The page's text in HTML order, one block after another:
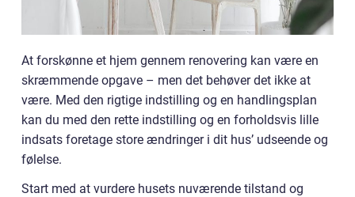
At forskønne et hjem gennem renovering kan være en
skræmmende opgave – men det behøver det ikke at
være. Med den rigtige indstilling og en handlingsplan
kan du med den rette indstilling og en forholdsvis lille
indsats foretage store ændringer i dit hus’ udseende og
følelse.
Start med at vurdere husets nuværende tilstand og